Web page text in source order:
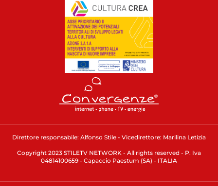
Direttore responsabile: Alfonso Stile - Vicedirettore: Marilina Letizia
Copyright 2023 STILETV NETWORK - All rights reserved - P. Iva
04814100659 - Capaccio Paestum (SA) - ITALIA